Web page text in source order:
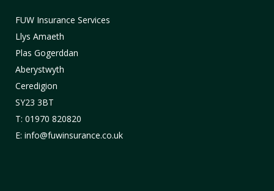
FUW Insurance Services
Llys Amaeth
Plas Gogerddan
Aberystwyth
Ceredigion
SY23 3BT
T: 01970 820820
E: info@fuwinsurance.co.uk